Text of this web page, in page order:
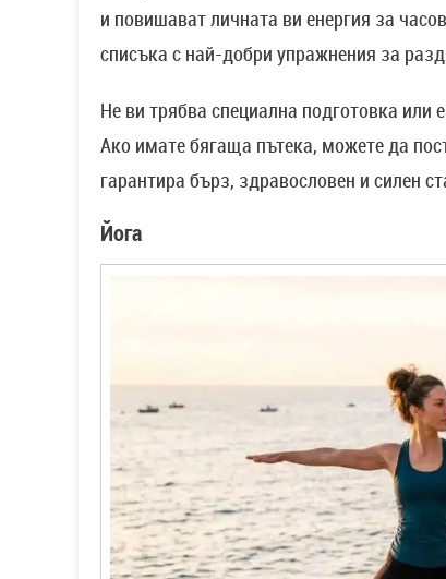
и повишават личната ви енергия за
списъка с най-добри упражнения за
Не ви трябва специална подготовка или
Ако имате бягаща пътека, можете да
гарантира бърз, здравословен и силен
Йога